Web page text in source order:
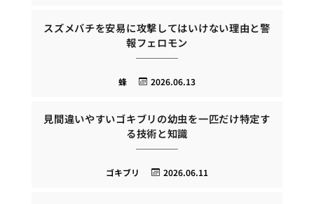
スズメバチを安易に攻撃してはいけない理由と警
報フェロモン
2026.06.13
蜂
見間違いやすいゴキブリの幼虫を一匹だけ特定す
る技術と知識
2026.06.11
ゴキブリ